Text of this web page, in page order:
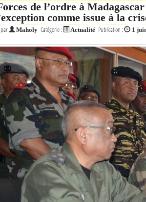
en PDF
de l’ordre à
comme issue à la
par Maholy Catégorie : Actualité Publication : 1